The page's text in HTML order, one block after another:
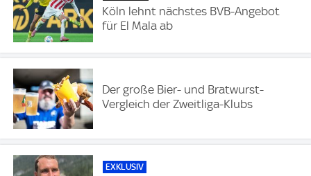
Köln lehnt nächstes BVB-Angebot
für El Mala ab
Der große Bier- und Bratwurst-
Vergleich der Zweitliga-Klubs
EXKLUSIV